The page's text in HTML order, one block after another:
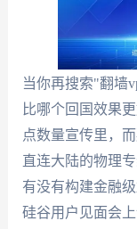
当你再搜索"翻墙
比哪个回国效果
点数量宣传里，
直连大陆的物理
有没有构建金融
硅谷用户见面会